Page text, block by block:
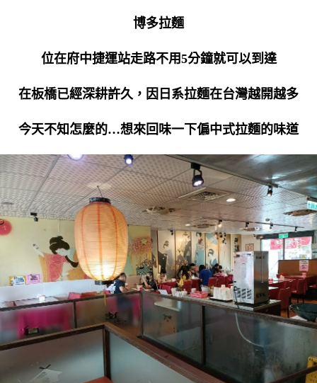
博多拉麵
位在府中捷運站走路不用5分鐘就可以到達
在板橋已經深耕許久，因日系拉麵在台灣越開越多
今天不知怎麼的…想來回味一下偏中式拉麵的味道